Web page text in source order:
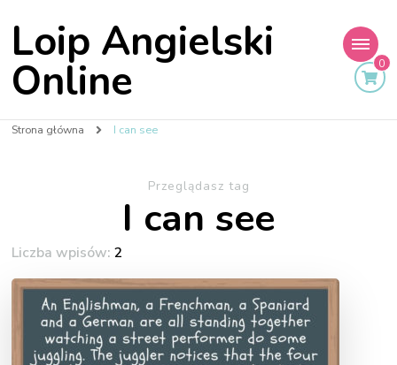
Loip Angielski
Online 0
Strona główna I can see
Przeglądasz tag
I can see
Liczba wpisów:2